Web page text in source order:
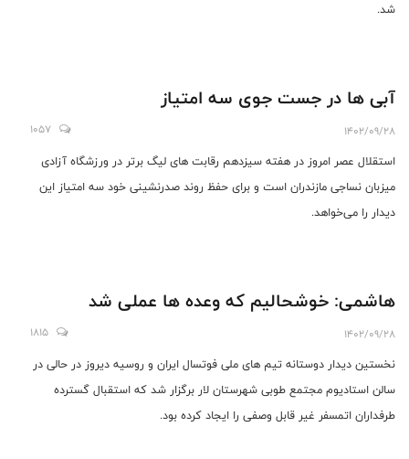
شد.
آبی ها در جست جوی سه امتیاز
1402/09/28
1057
استقلال عصر امروز در هفته سیزدهم رقابت های لیگ برتر در ورزشگاه آزادی
میزبان نساجی مازندران است و برای حفظ روند صدرنشینی خود سه امتیاز این
دیدار را می‌خواهد.
هاشمی: خوشحالیم که وعده ها عملی شد
1402/09/28
1815
نخستین دیدار دوستانه تیم های ملی فوتسال ایران و روسیه دیروز در حالی در
سالن استادیوم مجتمع طوبی شهرستان لار برگزار شد که استقبال گسترده
طرفداران اتمسفر غیر قابل وصفی را ایجاد کرده بود.